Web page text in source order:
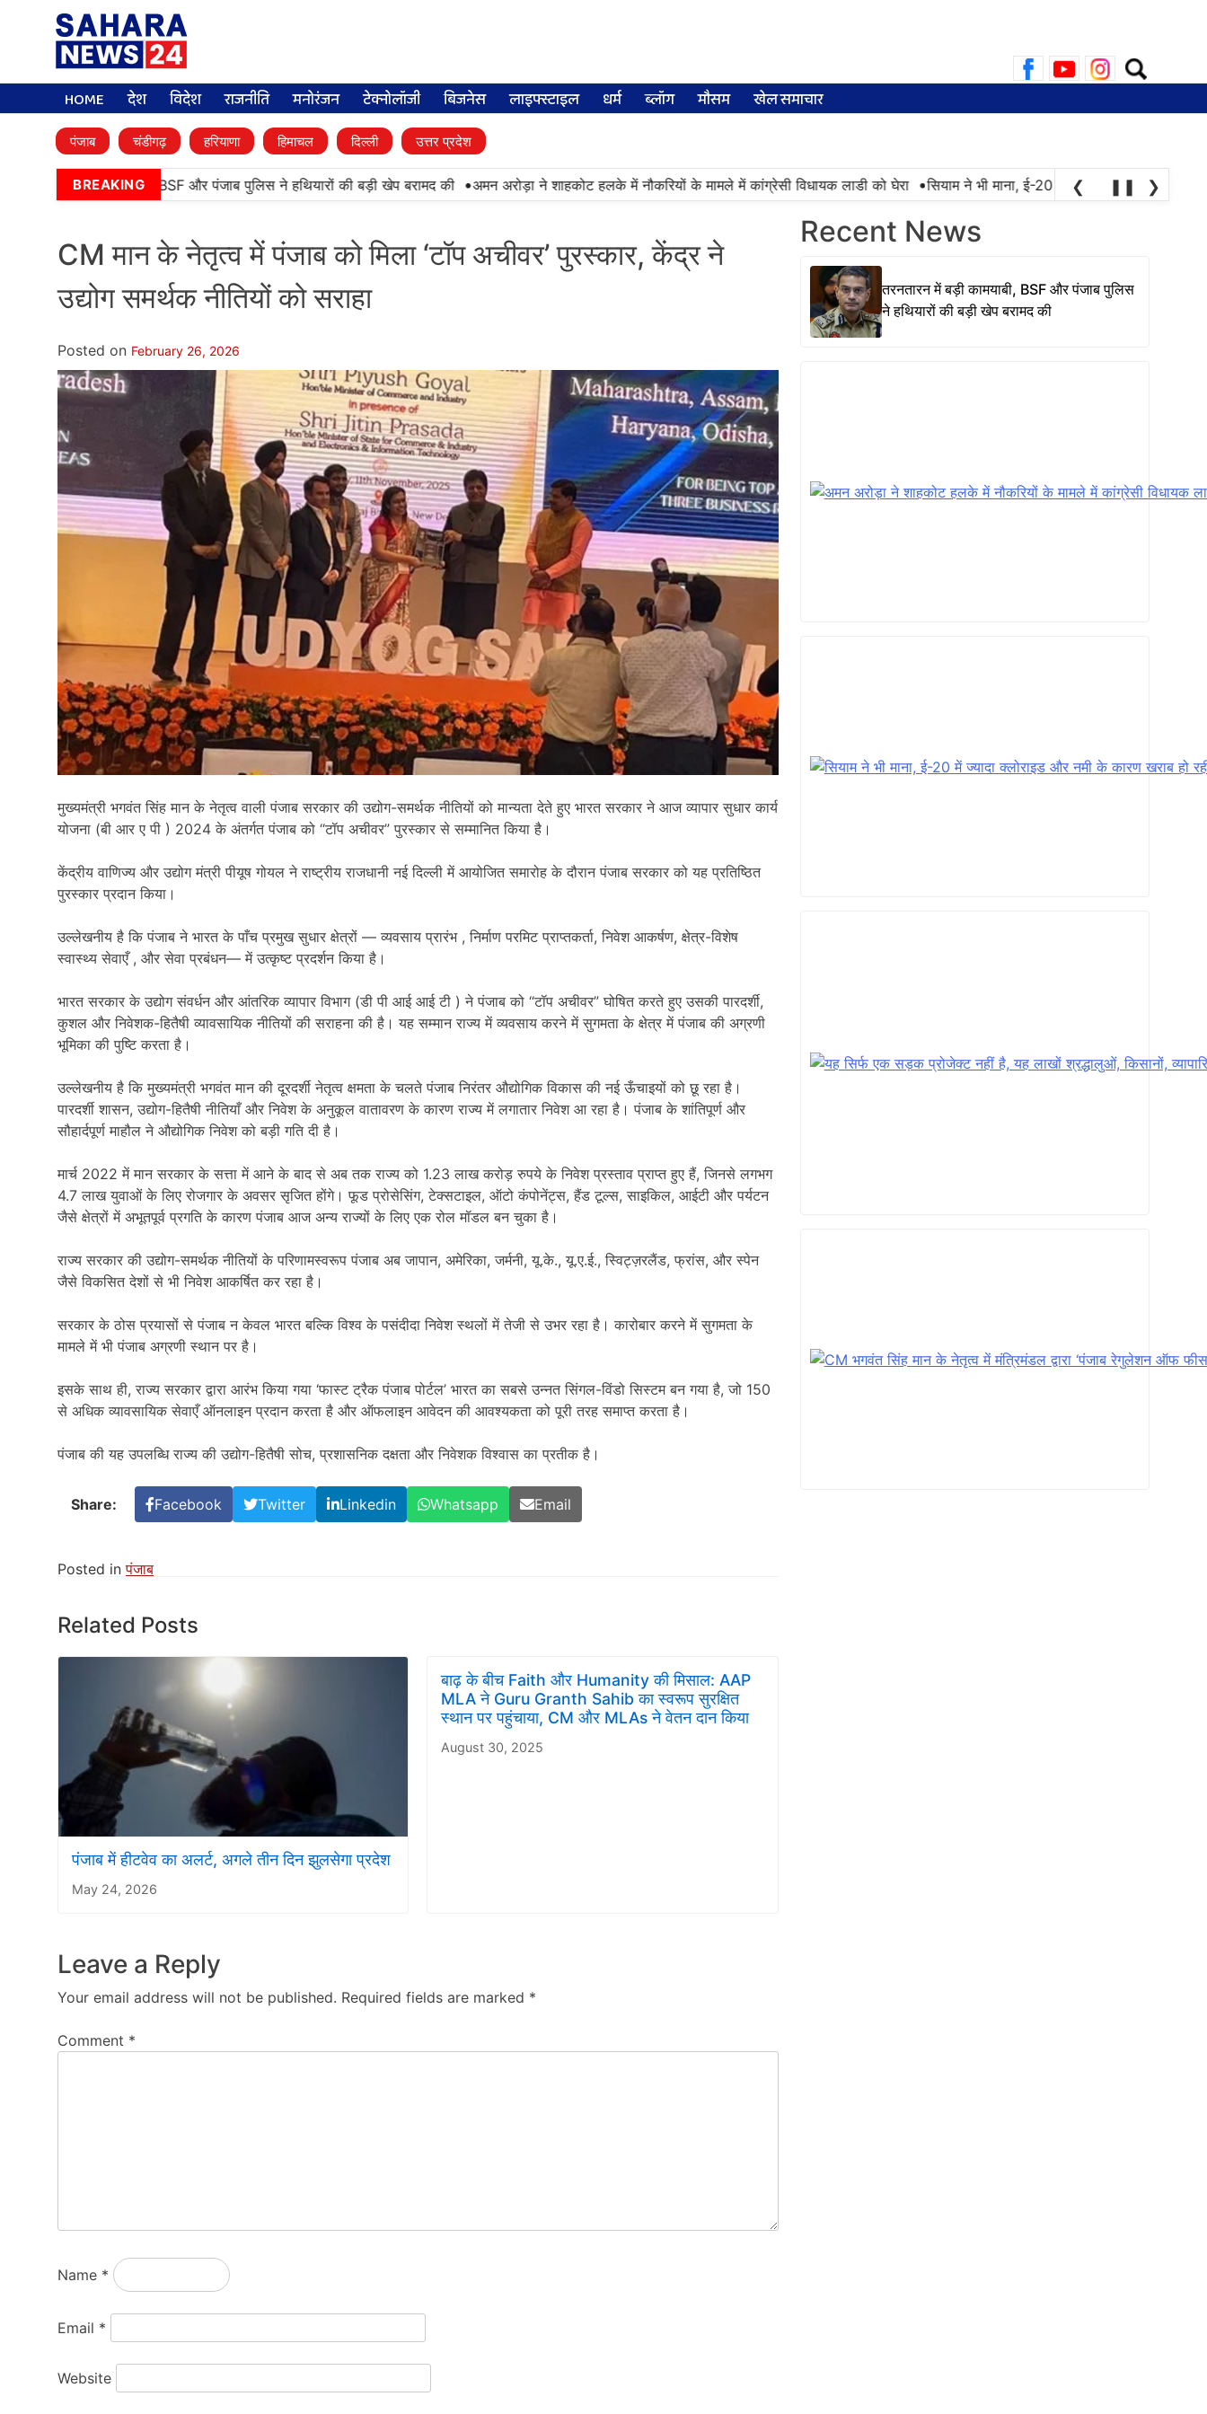
Search
for:
HOME देश विदेश राजनीति मनोरंजन टेक्नोलॉजी बिजनेस लाइफ्स्टाइल धर्म ब्लॉग मौसम खेल समाचार
पंजाब चंडीगढ़ हरियाणा हिमाचल दिल्ली उत्तर प्रदेश
BREAKING
में बड़ी कामयाबी, BSF और पंजाब पुलिस ने हथियारों की बड़ी खेप बरामद की •अमन अरोड़ा ने शाहकोट हलके में नौकरियों के मामले में कांग्रेसी विधायक लाडी को घेरा •सियाम ने भी माना, ई-20 में ज्यादा क्लोराइड और नमी के
❮ ❚❚ ❯
CM मान के नेतृत्व में पंजाब को मिला ‘टॉप अचीवर’ पुरस्कार, केंद्र ने
उद्योग समर्थक नीतियों को सराहा
Posted on February 26, 2026
मुख्यमंत्री भगवंत सिंह मान के नेतृत्व वाली पंजाब सरकार की उद्योग-समर्थक नीतियों को मान्यता देते हुए भारत सरकार ने आज व्यापार सुधार कार्य
योजना (बी आर ए पी ) 2024 के अंतर्गत पंजाब को “टॉप अचीवर” पुरस्कार से सम्मानित किया है।
केंद्रीय वाणिज्य और उद्योग मंत्री पीयूष गोयल ने राष्ट्रीय राजधानी नई दिल्ली में आयोजित समारोह के दौरान पंजाब सरकार को यह प्रतिष्ठित
पुरस्कार प्रदान किया।
उल्लेखनीय है कि पंजाब ने भारत के पाँच प्रमुख सुधार क्षेत्रों — व्यवसाय प्रारंभ , निर्माण परमिट प्राप्तकर्ता, निवेश आकर्षण, क्षेत्र-विशेष
स्वास्थ्य सेवाएँ , और सेवा प्रबंधन— में उत्कृष्ट प्रदर्शन किया है।
भारत सरकार के उद्योग संवर्धन और आंतरिक व्यापार विभाग (डी पी आई आई टी ) ने पंजाब को “टॉप अचीवर” घोषित करते हुए उसकी पारदर्शी,
कुशल और निवेशक-हितैषी व्यावसायिक नीतियों की सराहना की है। यह सम्मान राज्य में व्यवसाय करने में सुगमता के क्षेत्र में पंजाब की अग्रणी
भूमिका की पुष्टि करता है।
उल्लेखनीय है कि मुख्यमंत्री भगवंत मान की दूरदर्शी नेतृत्व क्षमता के चलते पंजाब निरंतर औद्योगिक विकास की नई ऊँचाइयों को छू रहा है।
पारदर्शी शासन, उद्योग-हितैषी नीतियाँ और निवेश के अनुकूल वातावरण के कारण राज्य में लगातार निवेश आ रहा है। पंजाब के शांतिपूर्ण और
सौहार्दपूर्ण माहौल ने औद्योगिक निवेश को बड़ी गति दी है।
मार्च 2022 में मान सरकार के सत्ता में आने के बाद से अब तक राज्य को 1.23 लाख करोड़ रुपये के निवेश प्रस्ताव प्राप्त हुए हैं, जिनसे लगभग
4.7 लाख युवाओं के लिए रोजगार के अवसर सृजित होंगे। फूड प्रोसेसिंग, टेक्सटाइल, ऑटो कंपोनेंट्स, हैंड टूल्स, साइकिल, आईटी और पर्यटन
जैसे क्षेत्रों में अभूतपूर्व प्रगति के कारण पंजाब आज अन्य राज्यों के लिए एक रोल मॉडल बन चुका है।
राज्य सरकार की उद्योग-समर्थक नीतियों के परिणामस्वरूप पंजाब अब जापान, अमेरिका, जर्मनी, यू.के., यू.ए.ई., स्विट्ज़रलैंड, फ्रांस, और स्पेन
जैसे विकसित देशों से भी निवेश आकर्षित कर रहा है।
सरकार के ठोस प्रयासों से पंजाब न केवल भारत बल्कि विश्व के पसंदीदा निवेश स्थलों में तेजी से उभर रहा है। कारोबार करने में सुगमता के
मामले में भी पंजाब अग्रणी स्थान पर है।
इसके साथ ही, राज्य सरकार द्वारा आरंभ किया गया ‘फास्ट ट्रैक पंजाब पोर्टल’ भारत का सबसे उन्नत सिंगल-विंडो सिस्टम बन गया है, जो 150
से अधिक व्यावसायिक सेवाएँ ऑनलाइन प्रदान करता है और ऑफलाइन आवेदन की आवश्यकता को पूरी तरह समाप्त करता है।
पंजाब की यह उपलब्धि राज्य की उद्योग-हितैषी सोच, प्रशासनिक दक्षता और निवेशक विश्वास का प्रतीक है।
Share: Facebook Twitter Linkedin Whatsapp Email
Posted inपंजाब
Related Posts
पंजाब में हीटवेव का अलर्ट, अगले तीन दिन झुलसेगा प्रदेश
May 24, 2026
बाढ़ के बीच Faith और Humanity की मिसाल: AAP
MLA ने Guru Granth Sahib का स्वरूप सुरक्षित
स्थान पर पहुंचाया, CM और MLAs ने वेतन दान किया
August 30, 2025
Leave a Reply
Your email address will not be published. Required fields are marked *
Comment *
Name *
Email *
Website
Recent News
तरनतारन में बड़ी कामयाबी, BSF और पंजाब पुलिस
ने हथियारों की बड़ी खेप बरामद की